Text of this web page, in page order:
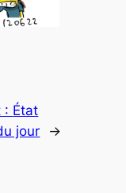
: État
jour
→